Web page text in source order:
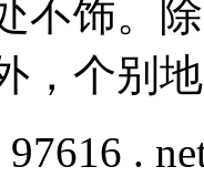
不饰。
，个别
.